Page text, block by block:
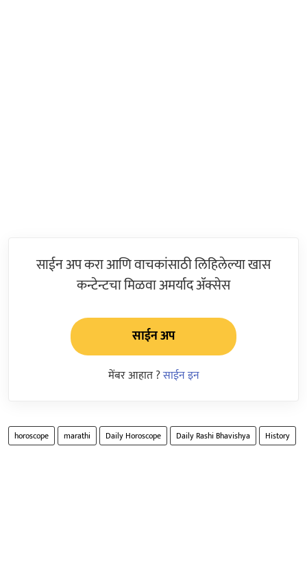
साईन अप करा आणि वाचकांसाठी लिहिलेल्या खास
कन्टेन्टचा मिळवा अमर्याद ॲक्सेस
साईन अप
मेंबर आहात ?साईन इन
horoscope marathi Daily Horoscope Daily Rashi Bhavishya History